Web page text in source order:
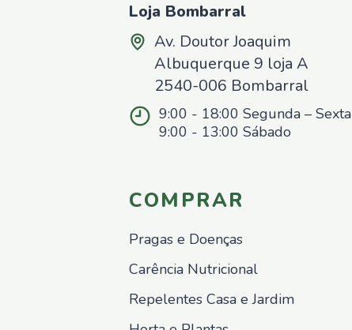
Loja Bombarral
Av. Doutor Joaquim
Albuquerque 9 loja A
2540-006 Bombarral
9:00 - 18:00 Segunda – Sexta
9:00 - 13:00 Sábado
COMPRAR
Pragas e Doenças
Carência Nutricional
Repelentes Casa e Jardim